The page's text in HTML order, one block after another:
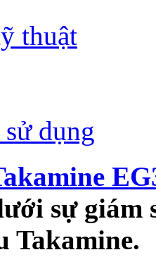
thuật
dụng
sự
Takamine.